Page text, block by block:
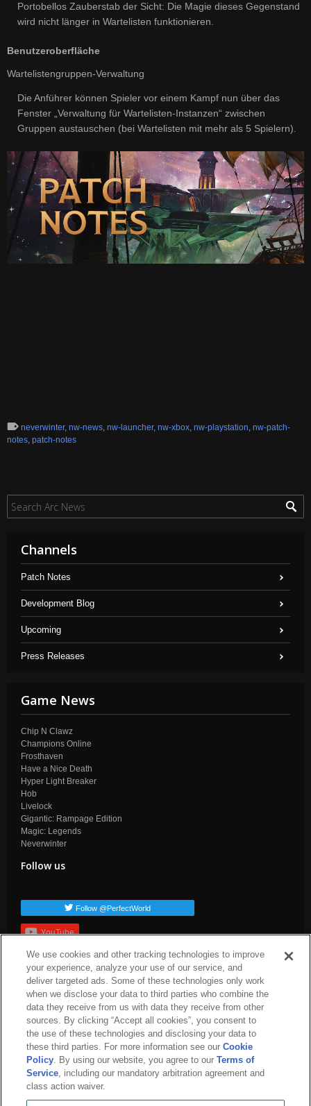
Portobellos Zauberstab der Sicht: Die Magie dieses Gegenstand
wird nicht länger in Wartelisten funktionieren.
Benutzeroberfläche
Wartelistengruppen-Verwaltung
Die Anführer können Spieler vor einem Kampf nun über das
Fenster „Verwaltung für Wartelisten-Instanzen“ zwischen
Gruppen austauschen (bei Wartelisten mit mehr als 5 Spielern).
neverwinter, nw-news, nw-launcher, nw-xbox, nw-playstation, nw-patch-
notes, patch-notes
Channels
Patch Notes
Development Blog
Upcoming
Press Releases
Game News
Chip N Clawz
Champions Online
Frosthaven
Have a Nice Death
Hyper Light Breaker
Hob
Livelock
Gigantic: Rampage Edition
Magic: Legends
Neverwinter
Follow us
Follow @PerfectWorld
YouTube
Subscribe
Popular TAGs
arc-news press-release dev-blog arc-patch-notes
arc-steam
arc-upcoming
arc-livestream
We use cookies and other tracking technologies to improve
your experience, analyze your use of our service, and
deliver targeted ads. Some of these technologies only work
when we disclose your data to third parties who combine the
data they receive from us with data they receive from other
sources. By clicking “Accept all cookies”, you consent to
the use of these technologies and disclosing your data to
these third parties. For more information see ourCookie
Policy. By using our website, you agree to ourTerms of
Service, including our mandatory arbitration agreement and
class action waiver.